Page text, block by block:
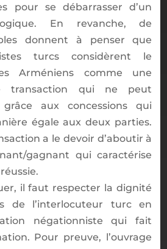
pour se débarrasser d’un
En revanche, de
donnent à penser que
turcs considèrent le
Arméniens comme une
transaction qui ne peut
aux concessions qui
égale aux deux parties.
a le devoir d’aboutir à
gagnant qui caractérise
il faut respecter la dignité
de l’interlocuteur turc en
négationniste qui fait
Pour preuve, l’ouvrage